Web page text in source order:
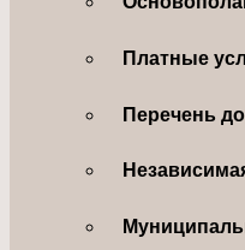
Платные
Перечень